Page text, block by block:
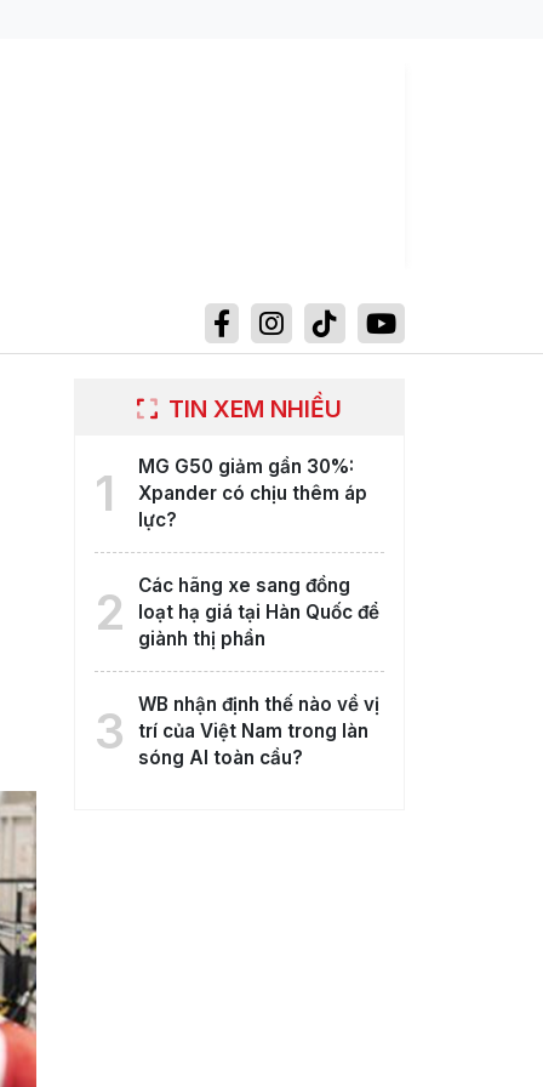
TIN XEM NHIỀU
1
MG G50 giảm gần 30%:
Xpander có chịu thêm áp
lực?
2
Các hãng xe sang đồng
loạt hạ giá tại Hàn Quốc để
giành thị phần
3
WB nhận định thế nào về vị
trí của Việt Nam trong làn
sóng AI toàn cầu?